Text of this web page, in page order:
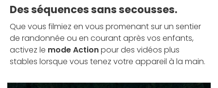
Des séquences sans secousses.
Que vous filmiez en vous promenant sur un sentier
de randonnée ou en courant après vos enfants,
activez le mode Actionpour des vidéos plus
stables lorsque vous tenez votre appareil à la main.